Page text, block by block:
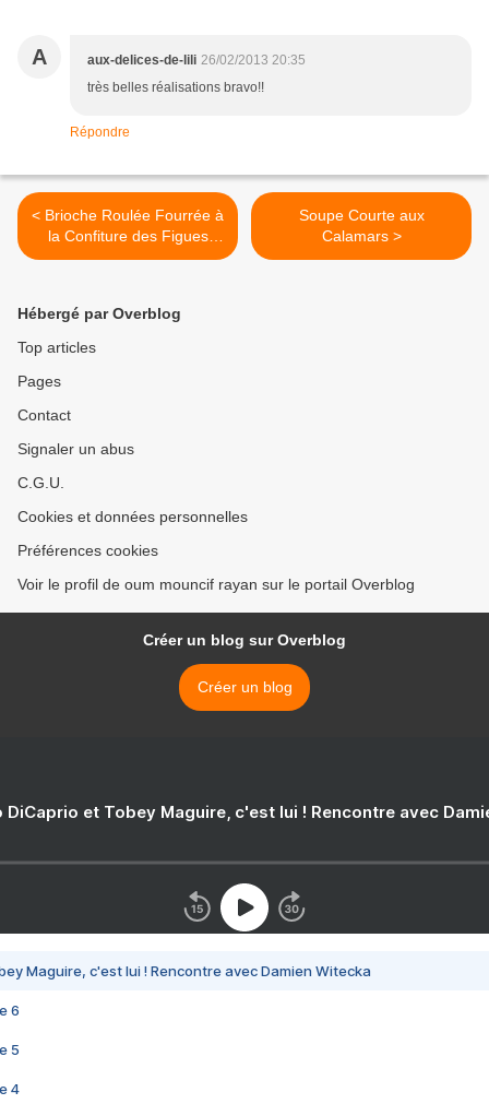
A aux-delices-de-lili 26/02/2013 20:35
très belles réalisations bravo!!
Répondre
< Brioche Roulée Fourrée à
la Confiture des Figues
Sèches
Soupe Courte aux
Calamars >
Hébergé par Overblog
Top articles
Pages
Contact
Signaler un abus
C.G.U.
Cookies et données personnelles
Préférences cookies
Voir le profil de oum mouncif rayan sur le portail Overblog
Créer un blog sur Overblog
Créer un blog
DiCaprio et Tobey Maguire, c'est lui ! Rencontre avec
Maguire, c'est lui ! Rencontre avec Damien Witecka
6
5
4